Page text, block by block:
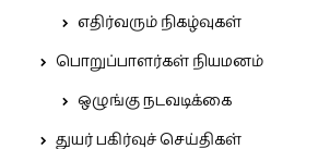
எதிர்வரும் நிகழ்வுகள்
பொறுப்பாளர்கள் நியமனம்
ஒழுங்கு நடவடிக்கை
துயர் பகிர்வுச் செய்திகள்